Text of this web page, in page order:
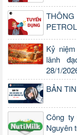
Kỷ
lãnh
28/1/
BẢN
Công
Nguyên